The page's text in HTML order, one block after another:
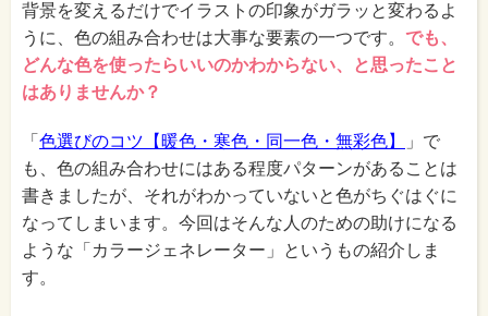
背景を変えるだけでイラストの印象がガラッと変わるよ
うに、色の組み合わせは大事な要素の一つです。 でも、
どんな色を使ったらいいのかわからない、と思ったこと
はありませんか？
「 色選びのコツ【暖色・寒色・同一色・無彩色】
」で
も、色の組み合わせにはある程度パターンがあることは
書きましたが、それがわかっていないと色がちぐはぐに
なってしまいます。今回はそんな人のための助けになる
ような「カラージェネレーター」というもの紹介しま
す。